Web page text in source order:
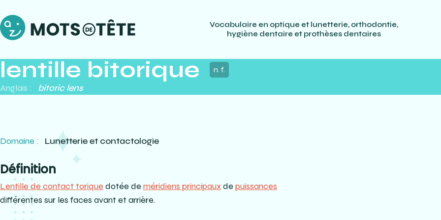
Vocabulaire en optique et lunetterie, orthodontie,
hygiène dentaire et prothèses dentaires
lentille bitorique n. f.
Anglais : bitoric lens
Domaine : Lunetterie et contactologie
Définition
Lentille de contact torique dotée de méridiens principauxde puissances
différentes sur les faces avant et arrière.